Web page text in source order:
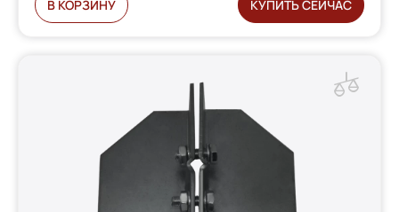
В КОРЗИНУ КУПИТЬ СЕЙЧАС